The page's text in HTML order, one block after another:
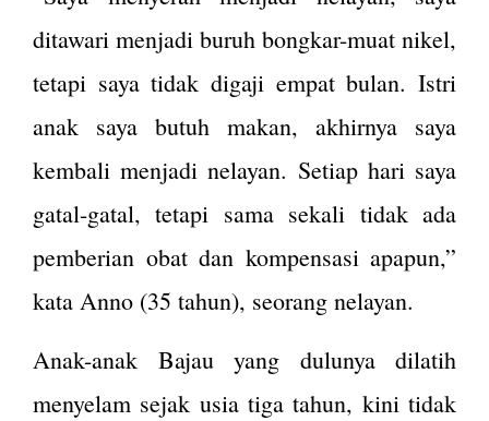
ditawari menjadi buruh bongkar-muat nikel,
tetapi saya tidak digaji empat bulan. Istri
anak saya butuh makan, akhirnya saya
kembali menjadi nelayan. Setiap hari saya
gatal-gatal, tetapi sama sekali tidak ada
pemberian obat dan kompensasi apapun,”
kata Anno (35 tahun), seorang nelayan.
Anak-anak Bajau yang dulunya dilatih
menyelam sejak usia tiga tahun, kini tidak